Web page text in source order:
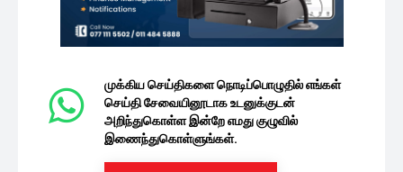
முக்கிய செய்திகளை நொடிப்பொழுதில் எங்கள்
செய்தி சேவையினூடாக உடனுக்குடன்
அறிந்துகொள்ள இன்றே எமது குழுவில்
இணைந்துகொள்ளுங்கள்.